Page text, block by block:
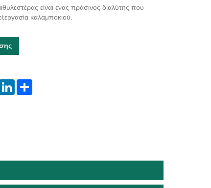
είναι ένας πράσινος διαλύτης που
καλαμποκιού.
LinkedInShare